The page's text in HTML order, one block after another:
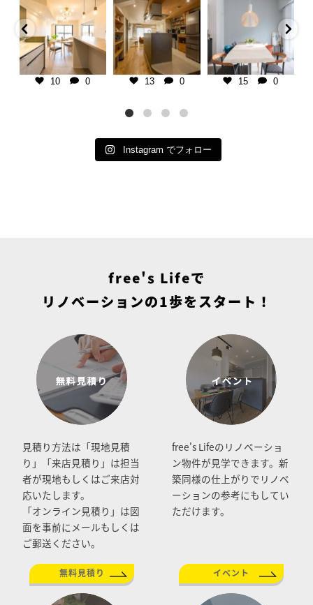
らし】
ンション
をベースにし
ンな住
を広く、置き
千葉県の不動産×中古リノベ専門
店
＿＿＿＿＿＿＿＿＿＿＿＿＿＿＿
＿＿＿＿
ご相談・お見積りは @frees_life
└プロフィールリンクよりお気軽
に♪
└LINEで簡単相談もできます！
└お電話でも承ります
千葉県習志野市奏の杜1-2-6
10 0
板張り天井で暮らしに温かみをプ
ラス。
マンションリノベーションなら、
古い空間も自分好みにアップデー
ト可能です。
千葉県の不動産×中古リノベ専門
店
＿＿＿＿＿＿＿＿＿＿＿＿＿＿＿
└プロフィールリンクよりお気軽
■...
13 0
【子育て期を楽しむ家
107㎡/マンション/1SLDK
インテリアは、カラフルな
り入れた楽し気な雰囲気と
クカラーを用いた大人の雰
のミックスコーディネー
包み込むような柔らかなピ
15 0
Instagram でフォロー
free's Lifeで
リノベーションの1歩をスタート！
見積り方法は「現地見積
り」「来店見積り」は担当
者が現地もしくはご来店対
応いたします。
「オンライン見積り」は図
面を事前にメールもしくは
ご郵送ください。
無料見積り
free's Lifeのリノベーショ
ン物件が見学できます。新
築同様の仕上がりでリノベ
ーションの参考にもしてい
ただけます。
イベント